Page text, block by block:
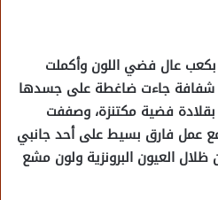
عال فضي اللون وأكملت
شفافة جاءت ضاغطة على جسدها
فضية مكتنزة، وصففت
عمل فارق بسيط على أحد جانبي
العيون البرونزية ولون مشع